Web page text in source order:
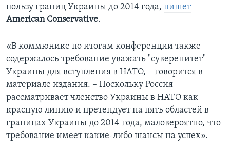
пользу границ Украины до 2014 года, пишет
AmericanConservative.
«В коммюнике по итогам конференции также
содержалось требование уважать "суверенитет"
Украины для вступления в НАТО, – говорится в
материале издания. – Поскольку Россия
рассматривает членство Украины в НАТО как
красную линию и претендует на пять областей в
границах Украины до 2014 года, маловероятно, что
требование имеет какие-либо шансы на успех».